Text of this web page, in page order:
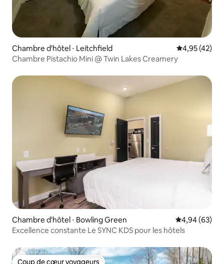
Chambre d'hôtel ⋅ Leitchfield Évaluation
4,95 (42)
Chambre Pistachio Mini @ Twin Lakes Creamery
Chambre d'hôtel ⋅ Bowling Green Évaluation
4,94 (63)
Excellence constante Le SYNC KDS pour les hôtels
Coup de cœur voyageurs